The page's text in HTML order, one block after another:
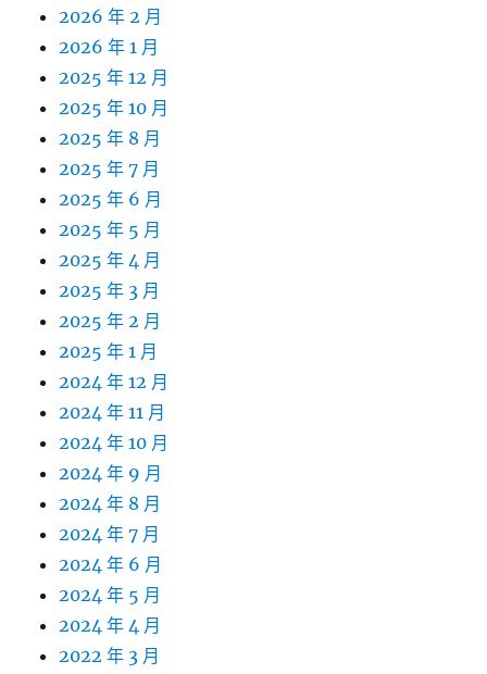
2026 年 2 月
2026 年 1 月
2025 年 12 月
2025 年 10 月
2025 年 8 月
2025 年 7 月
2025 年 6 月
2025 年 5 月
2025 年 4 月
2025 年 3 月
2025 年 2 月
2025 年 1 月
2024 年 12 月
2024 年 11 月
2024 年 10 月
2024 年 9 月
2024 年 8 月
2024 年 7 月
2024 年 6 月
2024 年 5 月
2024 年 4 月
2022 年 3 月